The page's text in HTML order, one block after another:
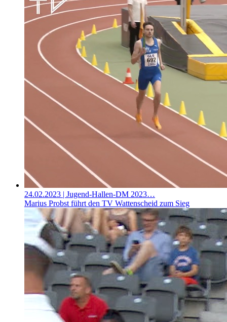
24.02.2023 | Jugend-Hallen-DM 2023…
Marius Probst führt den TV Wattenscheid zum Sieg